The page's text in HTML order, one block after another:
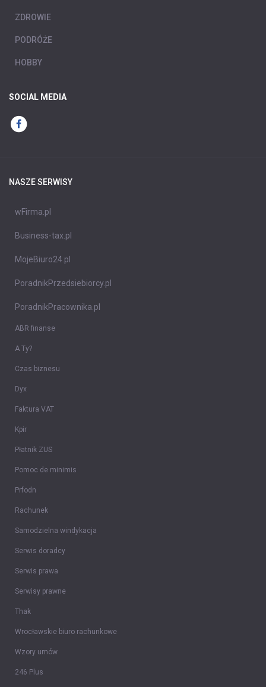
ZDROWIE
PODRÓŻE
HOBBY
SOCIAL MEDIA
NASZE SERWISY
wFirma.pl
Business-tax.pl
MojeBiuro24.pl
PoradnikPrzedsiebiorcy.pl
PoradnikPracownika.pl
ABR finanse
A Ty?
Czas biznesu
Dyx
Faktura VAT
Kpir
Płatnik ZUS
Pomoc de minimis
Prfodn
Rachunek
Samodzielna windykacja
Serwis doradcy
Serwis prawa
Serwisy prawne
Thak
Wrocławskie biuro rachunkowe
Wzory umów
246 Plus